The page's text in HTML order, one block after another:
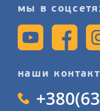
мы в
наши